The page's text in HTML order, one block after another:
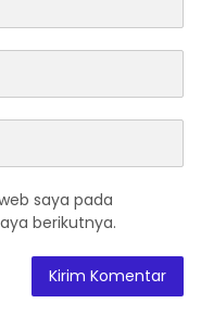
saya pada
berikutnya.